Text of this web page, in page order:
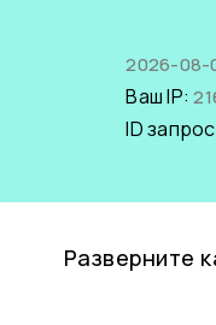
2026-08-
Ваш IP:
ID
Разверните